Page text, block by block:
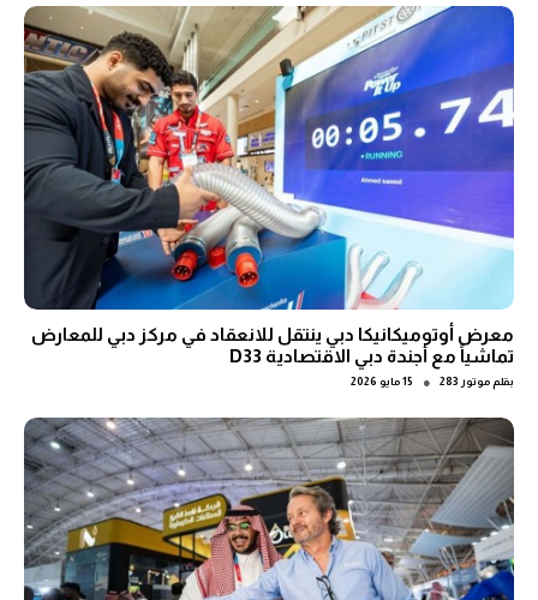
معرض أوتوميكانيكا دبي ينتقل للانعقاد في مركز دبي للمعارض
تماشياً مع أجندة دبي الاقتصادية D33
بقلم موتور 283 ● 15 مايو 2026